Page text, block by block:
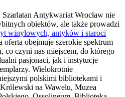
Antykwariat Wrocław nie
obiektów, ale także prowadzi
winylowych, antyków i staroci
oferta obejmuje szerokie spektrum
co czyni nas miejscem, do którego
pasjonaci, jak i instytucje
Wielokrotnie
polskimi bibliotekami i
na Wawelu, Muzea